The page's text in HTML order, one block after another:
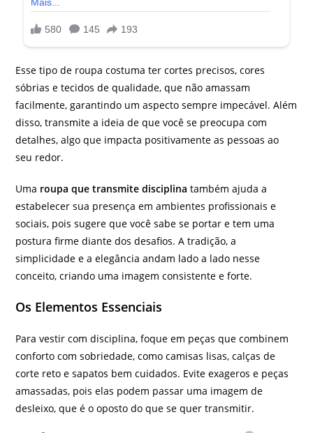
Esse tipo de roupa costuma ter cortes precisos, cores
sóbrias e tecidos de qualidade, que não amassam
facilmente, garantindo um aspecto sempre impecável. Além
disso, transmite a ideia de que você se preocupa com
detalhes, algo que impacta positivamente as pessoas ao
seu redor.
Uma roupa que transmite disciplina também ajuda a
estabelecer sua presença em ambientes profissionais e
sociais, pois sugere que você sabe se portar e tem uma
postura firme diante dos desafios. A tradição, a
simplicidade e a elegância andam lado a lado nesse
conceito, criando uma imagem consistente e forte.
Os Elementos Essenciais
Para vestir com disciplina, foque em peças que combinem
conforto com sobriedade, como camisas lisas, calças de
corte reto e sapatos bem cuidados. Evite exageros e peças
amassadas, pois elas podem passar uma imagem de
desleixo, que é o oposto do que se quer transmitir.